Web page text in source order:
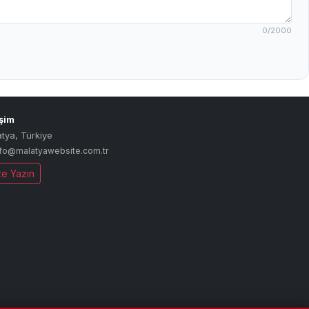
0/2000
, Türkiye
Yazın